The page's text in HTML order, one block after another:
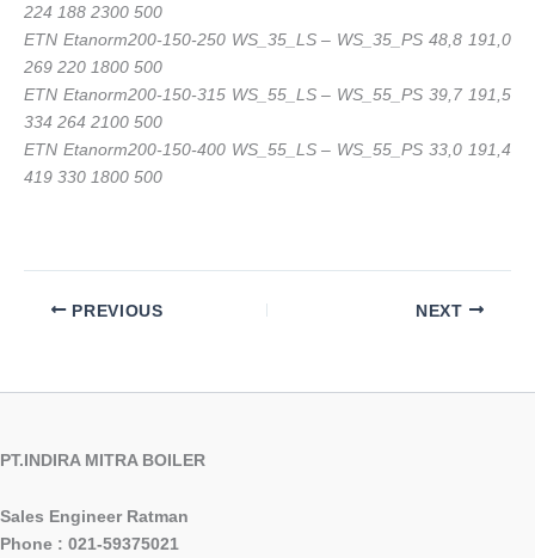
224 188 2300 500
ETN Etanorm200-150-250 WS_35_LS – WS_35_PS 48,8 191,0
269 220 1800 500
ETN Etanorm200-150-315 WS_55_LS – WS_55_PS 39,7 191,5
334 264 2100 500
ETN Etanorm200-150-400 WS_55_LS – WS_55_PS 33,0 191,4
419 330 1800 500
PREVIOUS NEXT
PT.INDIRA MITRA BOILER
Sales Engineer Ratman
Phone : 021-59375021